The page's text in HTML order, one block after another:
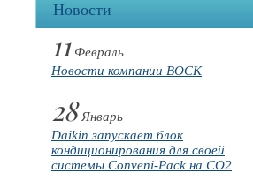
Новости
11 Февраль
Новости компании BOCK
28Январь
Daikin запускает блок
кондиционирования для своей
системы Conveni-Pack на CO2